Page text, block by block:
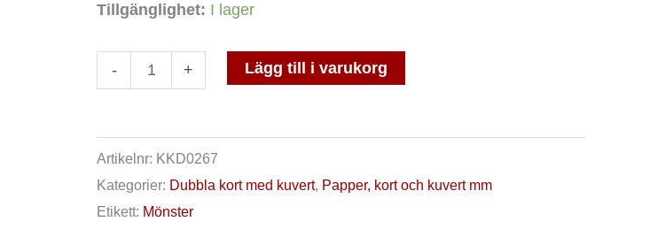
Tillgänglighet: I lager
- + Lägg till i varukorg
Artikelnr: KKD0267
Kategorier: Dubbla kort med kuvert, Papper, kort och kuvert mm
Etikett: Mönster